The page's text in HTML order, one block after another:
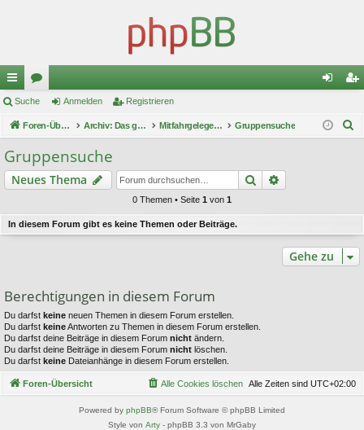
ch
ne
llz
ug
or
en m ist
Suche Anmelden Registrieren
Foren-Übersicht Archiv: Das große Turnier 1 Mitfahrgelegenheiten Gruppensuche
Gruppensuche
Neues Thema Suche
0 Themen • Seite 1 von 1
In diesem Forum gibt es keine Themen oder Beiträge.
Gehe zu
Berechtigungen in diesem Forum
Du darfst keine neuen Themen in diesem Forum erstellen.
Du darfst keineAntworten zu Themen in diesem Forum erstellen.
Du darfst deine Beiträge in diesem Forum nicht ändern.
Du darfst deine Beiträge in diesem Forum nicht löschen.
Du darfst keine Dateianhänge in diesem Forum erstellen.
Foren-Übersicht Alle Zeiten sind UTC+02:00
Alle Cookies löschen
Powered by phpBB® Forum Software © phpBB Limited
Style von Arty - phpBB 3.3 von MrGaby